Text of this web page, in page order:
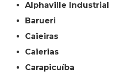
Alphaville Industrial
Barueri
Caieiras
Caierias
Carapicuíba